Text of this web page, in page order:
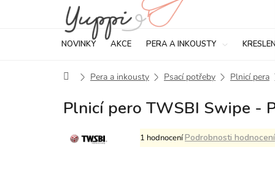
NOVINKY AKCE PERA A INKOUSTY
DomůPera a inkousty Psací potřeby Plnicí pera
Plnicí pero TWSBI Swipe -
Průměrné
hodnocení
1 hodnoceníPodrobnosti hodnocení